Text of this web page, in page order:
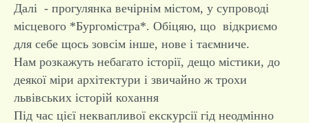
Далі - прогулянка вечірнім містом, у супроводі
місцевого *Бургомістра*. Обіцяю, що відкриємо
для себе щось зовсім інше, нове і таємниче.
Нам розкажуть небагато історії, дещо містики, до
деякої міри архітектури і звичайно ж трохи
львівських історій кохання
Під час цієї неквапливої екскурсії гід неодмінно